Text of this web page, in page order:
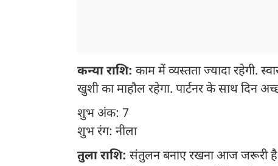
कन्या राशि: काम में व्यस्तता ज्यादा रहेगी.
खुशी का माहौल रहेगा. पार्टनर के साथ दिन
शुभ अंक: 7
शुभ रंग: नीला
तुला राशि: संतुलन बनाए रखना आज जरूरी है.